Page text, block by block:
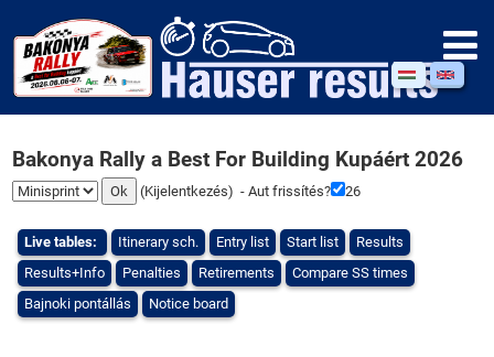
Bakonya Rally a Best For Building Kupáért 2026
(Kijelentkezés) - Aut frissítés? 26
Live tables: Itinerary sch. Entry list Start list
Results
Results+Info
Penalties Retirements
Compare SS times
Bajnoki pontállás
Notice board